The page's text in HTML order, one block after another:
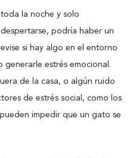
la noche y solo
podría haber un
si hay algo en el entorno
estrés emocional.
de la casa, o algún ruido
de estrés social, como los
impedir que un gato se